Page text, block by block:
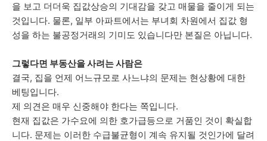
을 보고 더더욱 집값상승의 기대감을 갖고 매물을 줄이게 되는
것입니다. 물론, 일부 아파트에서는 부녀회 차원에서 집값 형
성을 하는 불공정거래의 기미도 있습니다만 본질은 아닙니다.
그렇다면 부동산을 사려는 사람은
결국, 집을 언제 어느규모로 사느냐의 문제는 현상황에 대한
베팅입니다.
제 의견은 매우 신중해야 한다는 쪽입니다.
현재 집값은 가수요에 의한 호가급등으로 거품인 것이 확실합
니다. 문제는 이러한 수급불균형이 계속 유지될 것인가에 달려